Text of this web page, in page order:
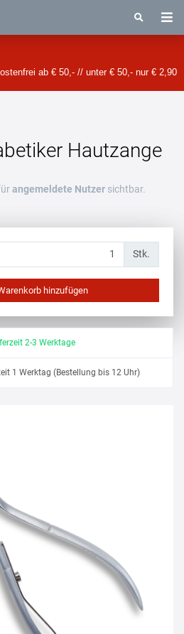
ab € 50,- // unter € 50,- nur € 2,90
Hautzange
angemeldete Nutzer sichtbar.
Stk.
hinzufügen
2-3 Werktage
1 Werktag (Bestellung bis 12 Uhr)